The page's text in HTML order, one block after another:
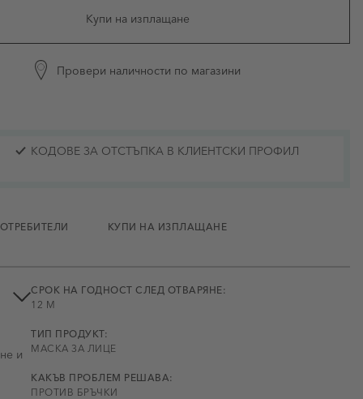
Купи на изплащане
Провери наличности по магазини
КОДОВЕ ЗА ОТСТЪПКА В КЛИЕНТСКИ ПРОФИЛ
КУПИ НА ИЗПЛАЩАНЕ
СРОК НА ГОДНОСТ СЛЕД ОТВАРЯНЕ:
12 М
ТИП ПРОДУКТ:
МАСКА ЗА ЛИЦЕ
КАКЪВ ПРОБЛЕМ РЕШАВА:
ПРОТИВ БРЪЧКИ
и